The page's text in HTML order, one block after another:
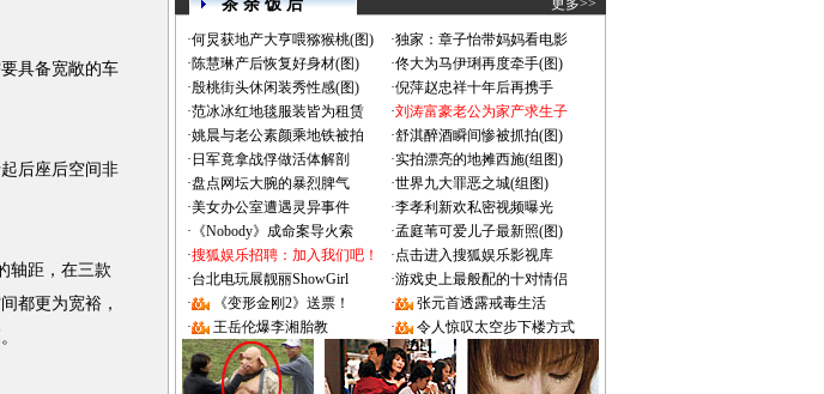
具备宽敞的车
后座后空间非
轴距，在三款
都更为宽裕，
茶 余 饭 后 更多>>
·何炅获地产大亨喂猕猴桃(图) ·独家：章子怡带妈妈看电影
·陈慧琳产后恢复好身材(图) ·佟大为马伊琍再度牵手(图)
·殷桃街头休闲装秀性感(图) ·倪萍赵忠祥十年后再携手
·范冰冰红地毯服装皆为租赁 ·刘涛富豪老公为家产求生子
·姚晨与老公素颜乘地铁被拍 ·舒淇醉酒瞬间惨被抓拍(图)
· 日军竟拿战俘做活体解剖 ·实拍漂亮的地摊西施(组图)
·盘点网坛大腕的暴烈脾气 ·世界九大罪恶之城(组图)
·美女办公室遭遇灵异事件 ·李孝利新欢私密视频曝光
· 《Nobody》成命案导火索 ·孟庭苇可爱儿子最新照(图)
·搜狐娱乐招聘：加入我们吧！ ·点击进入搜狐娱乐影视库
·台北电玩展靓丽ShowGirl ·游戏史上最般配的十对情侣
·
《变形金刚2》送票！ ·
张元首透露戒毒生活
·
王岳伦爆李湘胎教 · 令人惊叹太空步下楼方式